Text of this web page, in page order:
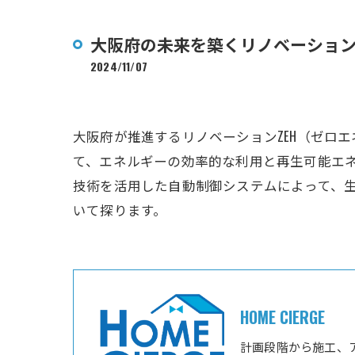
大阪府の未来を築くリノベーショ
2024/11/07
大阪府が推進するリノベーションZEH（ゼロ
て、エネルギーの効率的な利用と再生可能
技術を活用した自動制御システムによって、
いて探ります。
HOME CIERGE
計画段階から施工、